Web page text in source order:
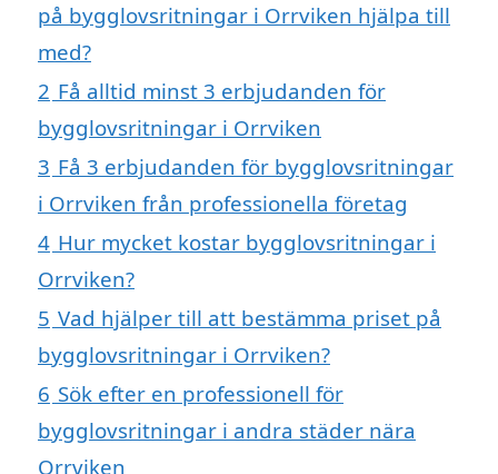
på bygglovsritningar i Orrviken hjälpa till
med?
2 Få alltid minst 3 erbjudanden för
bygglovsritningar i Orrviken
3 Få 3 erbjudanden för bygglovsritningar
i Orrviken från professionella företag
4 Hur mycket kostar bygglovsritningar i
Orrviken?
5 Vad hjälper till att bestämma priset på
bygglovsritningar i Orrviken?
6 Sök efter en professionell för
bygglovsritningar i andra städer nära
Orrviken